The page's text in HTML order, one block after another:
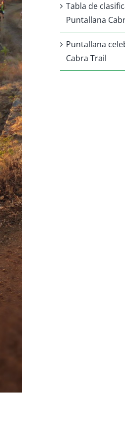
Tabla de
Puntallana
Puntallana
Cabra Trail